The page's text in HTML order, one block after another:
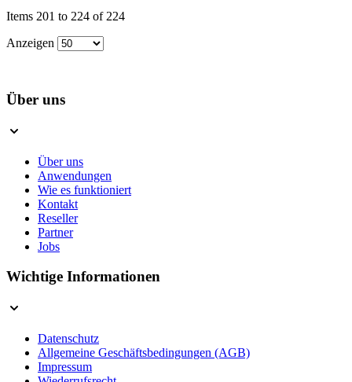
Items 201 to 224 of 224
Anzeigen
Über uns
Über uns
Anwendungen
Wie es funktioniert
Kontakt
Reseller
Partner
Jobs
Wichtige Informationen
Datenschutz
Allgemeine Geschäftsbedingungen (AGB)
Impressum